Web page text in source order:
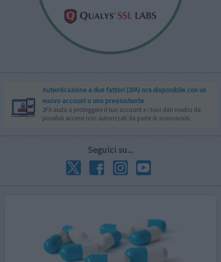
Autenticazione a due fattori (2FA) ora disponibile con un
nuovo account o uno preesistente
2FA aiuta a proteggere il tuo account e i tuoi dati medici da
possibili accessi non autorizzati da parte di sconosciuti.
Seguici su...